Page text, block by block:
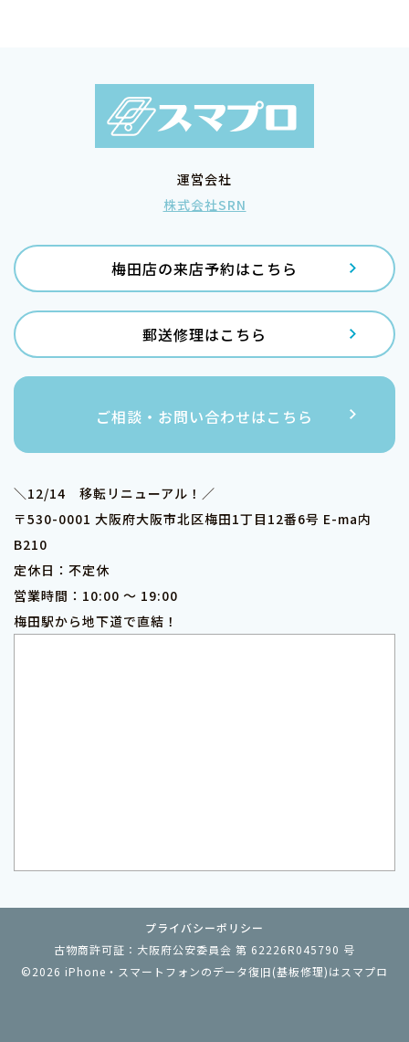
運営会社
株式会社SRN
梅田店の来店予約はこちら
郵送修理はこちら
ご相談・お問い合わせはこちら
＼12/14 移転リニューアル！／
〒530-0001 大阪府大阪市北区梅田1丁目12番6号 E-ma内
B210
定休日：不定休
営業時間：10:00 ～ 19:00
梅田駅から地下道で直結！
プライバシーポリシー
古物商許可証：大阪府公安委員会 第 62226R045790 号
©2026 iPhone・スマートフォンのデータ復旧(基板修理)はスマプロ